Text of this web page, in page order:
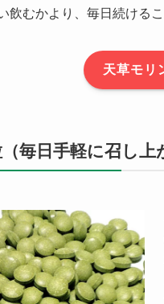
飲むかより、毎日続けるこ
天草モリ
毎日手軽に召し上